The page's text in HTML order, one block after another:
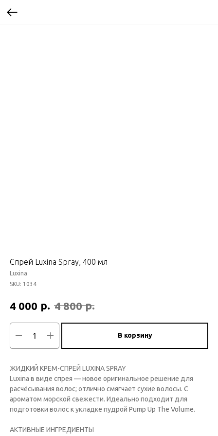
Спрей Luxina Spray, 400 мл
Luxina
SKU: 1034
4 000 р. 4 800 р.
В корзину
ЖИДКИЙ КРЕМ-СПРЕЙ LUXINA SPRAY
Luxina в виде спрея — новое оригинальное решение для
расчёсывания волос; отлично смягчает сухие волосы. С
ароматом морской свежести. Идеально подходит для
подготовки волос к укладке пудрой Pump Up The Volume.
АКТИВНЫЕ ИНГРЕДИЕНТЫ